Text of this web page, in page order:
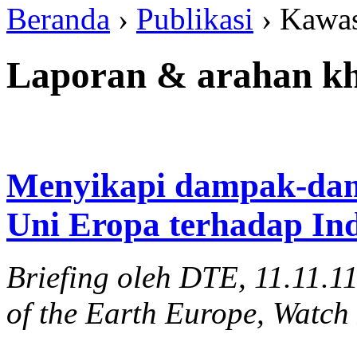
Beranda › Publikasi ›
Laporan & arahan
Menyikapi dampak-
Uni Eropa terhadap
Briefing oleh DTE,
of the Earth Europe,